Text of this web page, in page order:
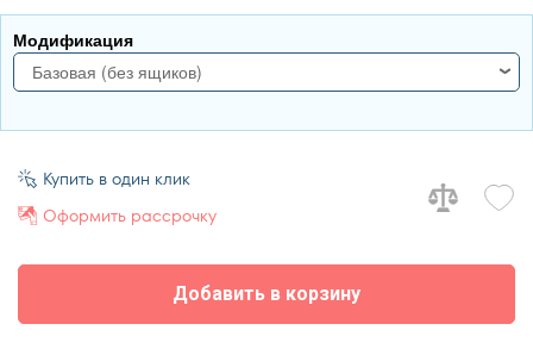
Модификация
Базовая (без ящиков)
Добавить в корзину
Купить в один клик
Оформить рассрочку